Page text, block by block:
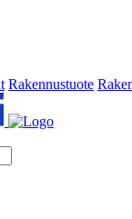
Rakennustuote